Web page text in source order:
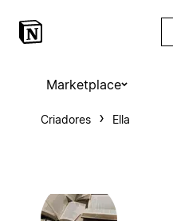
Marketplace
Criadores Ella